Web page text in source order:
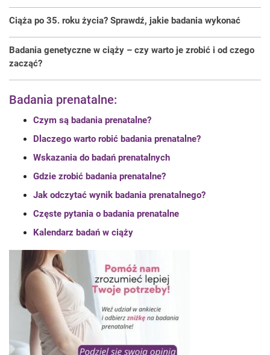
Ciąża po 35. roku życia? Sprawdź, jakie badania wykonać
Badania genetyczne w ciąży – czy warto je zrobić i od czego
zacząć?
Badania prenatalne:
Czym są badania prenatalne?
Dlaczego warto robić badania prenatalne?
Wskazania do badań prenatalnych
Gdzie zrobić badania prenatalne?
Jak odczytać wynik badania prenatalnego?
Częste pytania o badania prenatalne
Kalendarz badań w ciąży